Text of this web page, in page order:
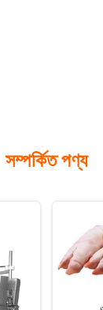
সম্পর্কিত পণ্য